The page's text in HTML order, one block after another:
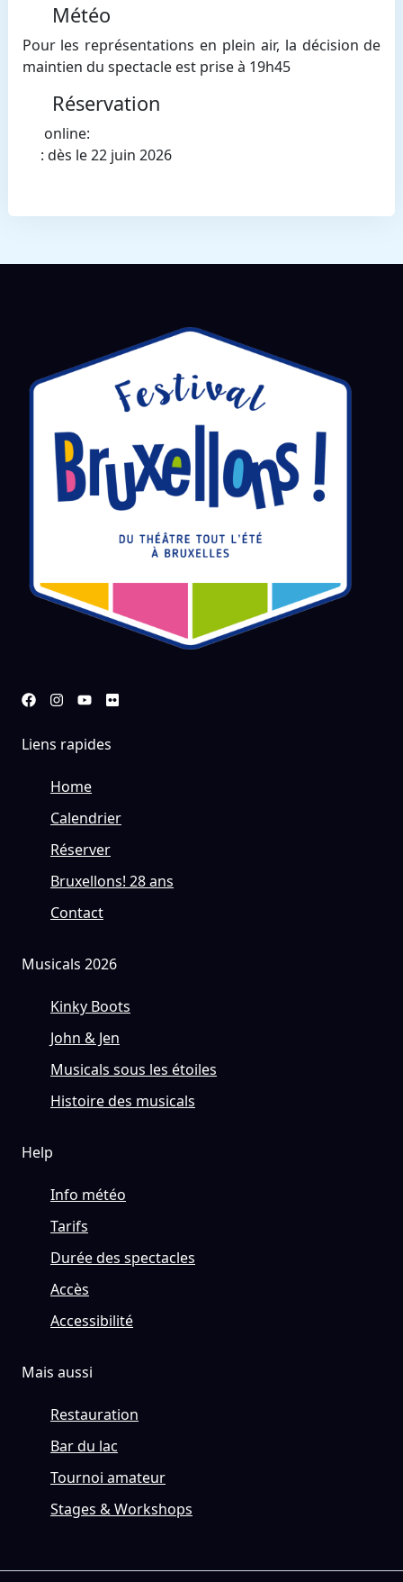
Météo
Pour les représentations en plein air, la décision de
maintien du spectacle est prise à 19h45
Réservation
online:
: dès le 22 juin 2026
Liens rapides
Home
Calendrier
Réserver
Bruxellons! 28 ans
Contact
Musicals 2026
Kinky Boots
John & Jen
Musicals sous les étoiles
Histoire des musicals
Help
Info météo
Tarifs
Durée des spectacles
Accès
Accessibilité
Mais aussi
Restauration
Bar du lac
Tournoi amateur
Stages & Workshops